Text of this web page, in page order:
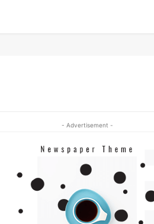
- Advertisement -